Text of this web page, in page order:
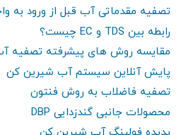
تصفیه مقدماتی آب قبل از ورود به
رابطه بین TDS و EC چیست؟
مقایسه روش های پیشرفته تصفیه
پایش آنلاین سیستم آب شیرین کن
تصفیه فاضلاب به روش فنتون
محصولات جانبی گندزدایی DBP